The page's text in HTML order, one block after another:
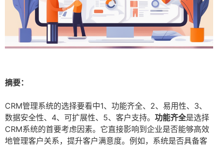
摘要：
CRM管理系统的选择要看中1、功能齐全、2、易用性、3、
数据安全性、4、可扩展性、5、客户支持。 功能齐全是选择
CRM系统的首要考虑因素。它直接影响到企业是否能够高效
地管理客户关系，提升客户满意度。例如，系统是否具备客